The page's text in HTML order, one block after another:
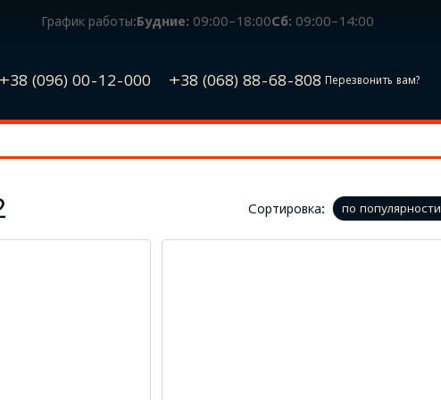
График работы:Будние: 09:00–18:00Сб: 09:00–14:00
+38 (096) 00-12-000 +38 (068) 88-68-808 Перезвонить вам?
Сортировка: по популярности